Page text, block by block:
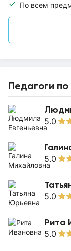
По всем
Педагоги
5.0
5.0
5.0
Рита
5.0